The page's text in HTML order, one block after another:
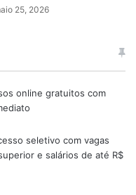
25, 2026
online gratuitos com
seletivo com vagas
e salários de até R$